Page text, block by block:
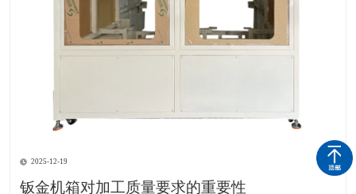
2025-12-19
钣金机箱对加工质量要求的重要性